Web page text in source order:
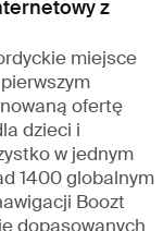
z
miejsce
ofertę
dzieci i
w jednym
1400 globalnym
Boozt
dopasowanych